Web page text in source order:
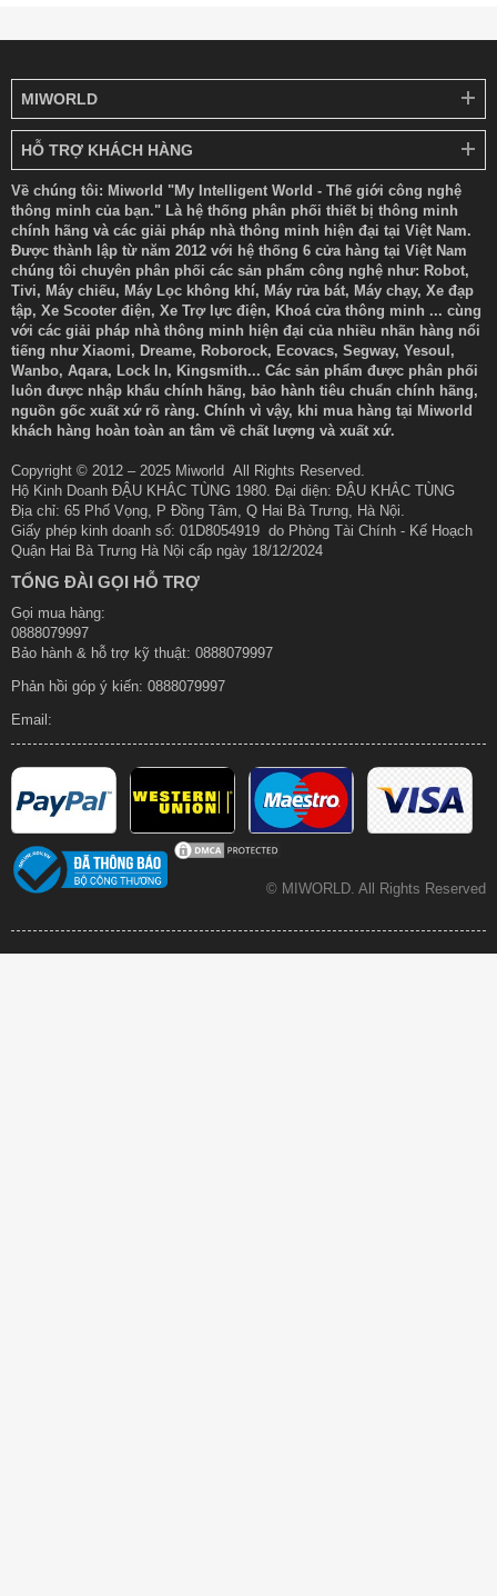
MIWORLD
HỖ TRỢ KHÁCH HÀNG
Về chúng tôi: Miworld "My Intelligent World - Thế giới công nghệ
thông minh của bạn." Là hệ thống phân phối thiết bị thông minh
chính hãng và các giải pháp nhà thông minh hiện đại tại Việt Nam.
Được thành lập từ năm 2012 với hệ thống 6 cửa hàng tại Việt Nam
chúng tôi chuyên phân phối các sản phẩm công nghệ như: Robot,
Tivi, Máy chiếu, Máy Lọc không khí, Máy rửa bát, Máy chạy, Xe đạp
tập, Xe Scooter điện, Xe Trợ lực điện, Khoá cửa thông minh ... cùng
với các giải pháp nhà thông minh hiện đại của nhiều nhãn hàng nổi
tiếng như Xiaomi, Dreame, Roborock, Ecovacs, Segway, Yesoul,
Wanbo, Aqara, Lock In, Kingsmith... Các sản phẩm được phân phối
luôn được nhập khẩu chính hãng, bảo hành tiêu chuẩn chính hãng,
nguồn gốc xuất xứ rõ ràng. Chính vì vậy, khi mua hàng tại Miworld
khách hàng hoàn toàn an tâm về chất lượng và xuất xứ.
Copyright © 2012 – 2025 Miworld All Rights Reserved.
Hộ Kinh Doanh ĐẬU KHẮC TÙNG 1980. Đại diện: ĐẬU KHẮC TÙNG
Địa chỉ: 65 Phố Vọng, P Đồng Tâm, Q Hai Bà Trưng, Hà Nội.
Giấy phép kinh doanh số: 01D8054919 do Phòng Tài Chính - Kế Hoạch
Quận Hai Bà Trưng Hà Nội cấp ngày 18/12/2024
TỔNG ĐÀI GỌI HỖ TRỢ
Gọi mua hàng:
0888079997
Bảo hành & hỗ trợ kỹ thuật: 0888079997
Phản hồi góp ý kiến: 0888079997
Email:
© MIWORLD. All Rights Reserved